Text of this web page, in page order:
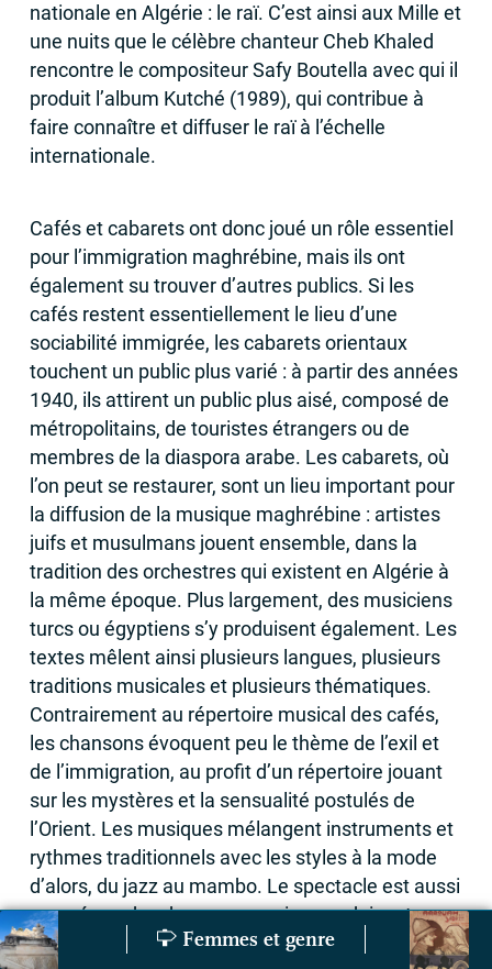
nationale en Algérie : le raï. C’est ainsi aux Mille et
une nuits que le célèbre chanteur Cheb Khaled
rencontre le compositeur Safy Boutella avec qui il
produit l’album Kutché (1989), qui contribue à
faire connaître et diffuser le raï à l’échelle
internationale.
Cafés et cabarets ont donc joué un rôle essentiel
pour l’immigration maghrébine, mais ils ont
également su trouver d’autres publics. Si les
cafés restent essentiellement le lieu d’une
sociabilité immigrée, les cabarets orientaux
touchent un public plus varié : à partir des années
1940, ils attirent un public plus aisé, composé de
métropolitains, de touristes étrangers ou de
membres de la diaspora arabe. Les cabarets, où
l’on peut se restaurer, sont un lieu important pour
la diffusion de la musique maghrébine : artistes
juifs et musulmans jouent ensemble, dans la
tradition des orchestres qui existent en Algérie à
la même époque. Plus largement, des musiciens
turcs ou égyptiens s’y produisent également. Les
textes mêlent ainsi plusieurs langues, plusieurs
traditions musicales et plusieurs thématiques.
Contrairement au répertoire musical des cafés,
les chansons évoquent peu le thème de l’exil et
de l’immigration, au profit d’un répertoire jouant
sur les mystères et la sensualité postulés de
l’Orient. Les musiques mélangent instruments et
rythmes traditionnels avec les styles à la mode
d’alors, du jazz au mambo. Le spectacle est aussi
assuré par des danseuses qui se produisent sur
scène, dans des décors soignés et des
Femmes et genre
La valeur conflictuelle du patrimoine colonial. Le cas
Cabaret